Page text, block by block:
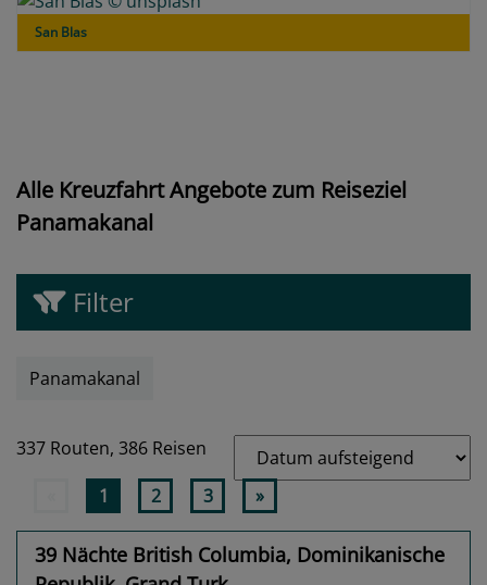
San Blas
Alle Kreuzfahrt Angebote zum Reiseziel
Panamakanal
Filter
Panamakanal
337 Routen, 386 Reisen
1 2 3 »
39 Nächte British Columbia, Dominikanische